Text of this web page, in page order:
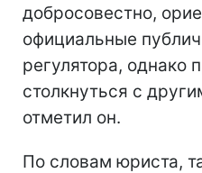
добросовестно,
официальные
регулятора, однако
столкнуться с
отметил он.
По словам юриста,